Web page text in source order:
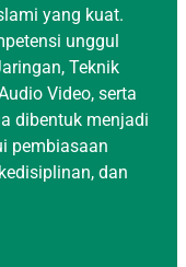
yang kuat.
unggul
Teknik
Video, serta
dibentuk menjadi
pembiasaan
dan